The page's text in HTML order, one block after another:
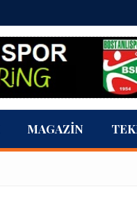
MAGAZIN